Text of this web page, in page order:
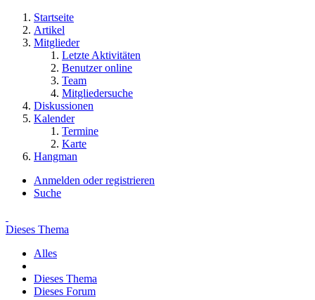
Startseite
Artikel
Mitglieder
Letzte Aktivitäten
Benutzer online
Team
Mitgliedersuche
Diskussionen
Kalender
Termine
Karte
Hangman
Anmelden oder registrieren
Suche
Dieses Thema
Alles
Dieses Thema
Dieses Forum